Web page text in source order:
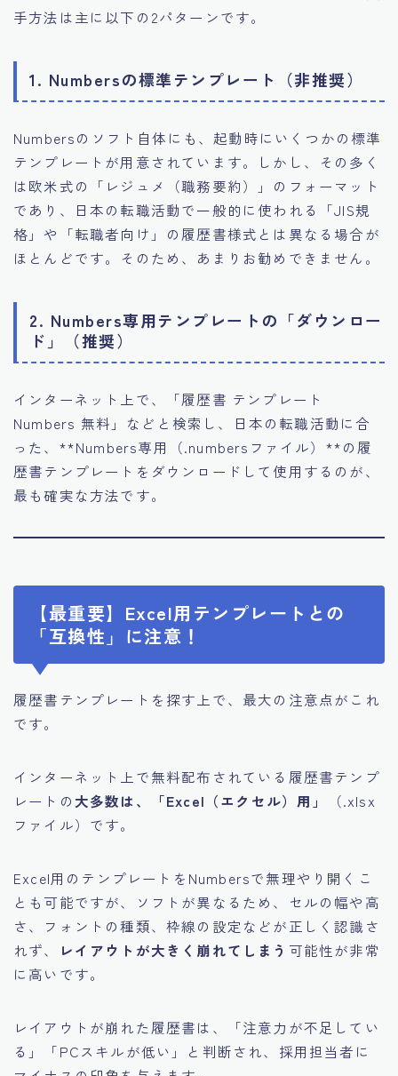
手方法は主に以下の2パターンです。
1. Numbersの標準テンプレート（非推奨）
Numbersのソフト自体にも、起動時にいくつかの標準
テンプレートが用意されています。しかし、その多く
は欧米式の「レジュメ（職務要約）」のフォーマット
であり、日本の転職活動で一般的に使われる「JIS規
格」や「転職者向け」の履歴書様式とは異なる場合が
ほとんどです。そのため、あまりお勧めできません。
2. Numbers専用テンプレートの「ダウンロー
ド」（推奨）
インターネット上で、「履歴書 テンプレート
Numbers 無料」などと検索し、日本の転職活動に合
った、**Numbers専用（.numbersファイル）**の履
歴書テンプレートをダウンロードして使用するのが、
最も確実な方法です。
【最重要】Excel用テンプレートとの
「互換性」に注意！
履歴書テンプレートを探す上で、最大の注意点がこれ
です。
インターネット上で無料配布されている履歴書テンプ
レートの 大多数は、「Excel（エクセル）用」
（.xlsx
ファイル）です。
Excel用のテンプレートをNumbersで無理やり開くこ
とも可能ですが、ソフトが異なるため、セルの幅や高
さ、フォントの種類、枠線の設定などが正しく認識さ
れず、
レイアウトが大きく崩れてしまう 可能性が非常
に高いです。
レイアウトが崩れた履歴書は、「注意力が不足してい
る」「PCスキルが低い」と判断され、採用担当者に